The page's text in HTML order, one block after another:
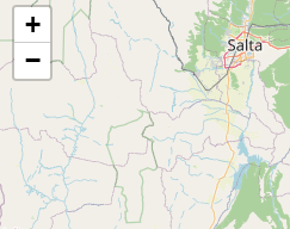
+
−